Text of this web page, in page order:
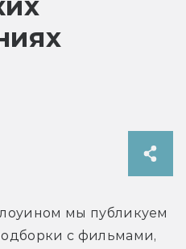
мы публикуем
с фильмами,